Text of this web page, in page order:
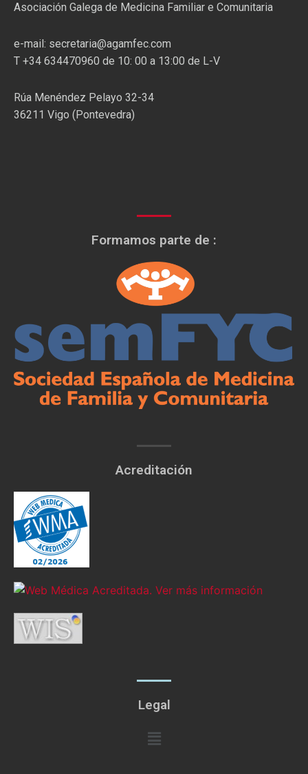
Asociación Galega de Medicina Familiar e Comunitaria
e-mail: secretaria@agamfec.com
T +34 634470960 de 10: 00 a 13:00 de L-V
Rúa Menéndez Pelayo 32-34
36211 Vigo (Pontevedra)
Formamos parte de :
Acreditación
Legal
Menú